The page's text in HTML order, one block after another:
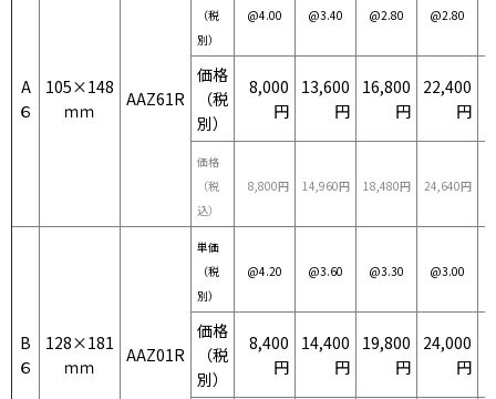
A
６
105×148
ｍｍ
AAZ61R
（税
別）
@4.00 @3.40 @2.80 @2.80
価格
（税
別）
8,000
円
13,600
円
16,800
円
22,400
円
価格
（税
込）
8,800円 14,960円 18,480円 24,640円
B
６
128×181
ｍｍ
AAZ01R
単価
（税
別）
@4.20 @3.60 @3.30 @3.00
価格
（税
別）
8,400
円
14,400
円
19,800
円
24,000
円